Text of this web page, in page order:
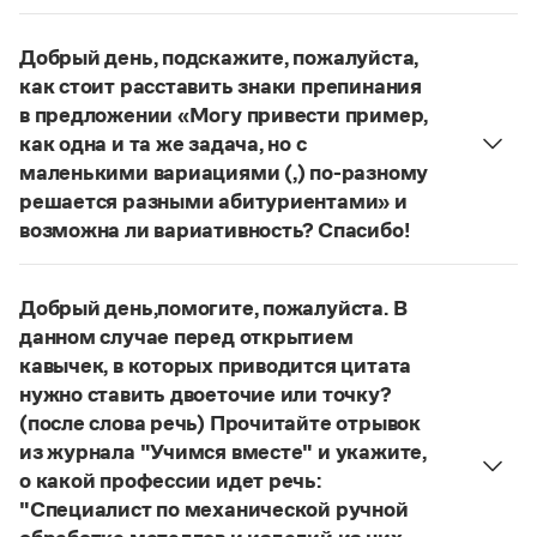
Словари русского языка как государственного
Справочники
Правила русской орфографии и пунктуации
Русский язык. Краткий теоретический курс
для школьников
Письмовник
Справочник по пунктуации
Справочник по фразеологии
Азбучные истины
Все справочники портала
Журнал
Новости и события
Словарь методических терминов
Вторая запятая нужна:несогласованное
местоимению, обособляется.
Страница ответа
Добрый день, подскажите, пожалуйста,
как стоит расставить знаки препинания
в предложении «Могу привести пример,
как одна и та же задача, но с
маленькими вариациями (,) по-разному
решается разными абитуриентами» и
возможна ли вариативность? Спасибо!
Предложение требует редактирования:Могу
разному, с маленькими вариациями, решается
разными абитуриентами;Могу привести пример,
как одна и та же задача правильно, но по-
разному, с маленькими вариациями, решается
разными абитуриентами
Страница ответа
Добрый день,помогите, пожалуйста. В
данном случае перед открытием
кавычек, в которых приводится цитата
нужно ставить двоеточие или точку?
(после слова речь) Прочитайте отрывок
из журнала "Учимся вместе" и укажите,
о какой профессии идет речь:
"Специалист по механической ручной